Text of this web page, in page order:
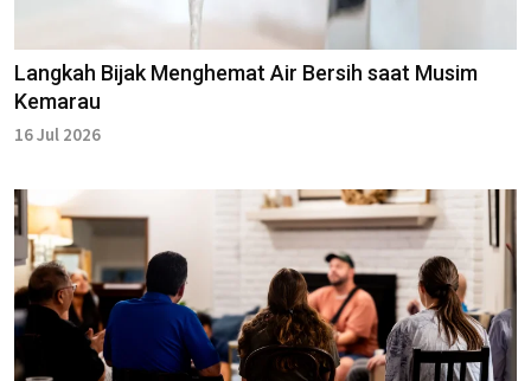
Langkah Bijak Menghemat Air Bersih saat Musim
Kemarau
16 Jul 2026